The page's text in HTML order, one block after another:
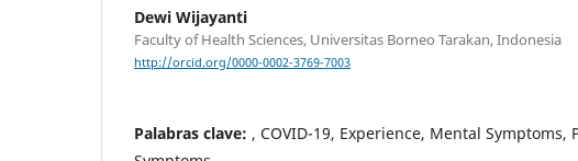
Dewi Wijayanti
Faculty of Health Sciences, Universitas Borneo Tarakan, Indonesia
http://orcid.org/0000-0002-3769-7003
Palabras clave: , COVID-19, Experience, Mental Symptoms,